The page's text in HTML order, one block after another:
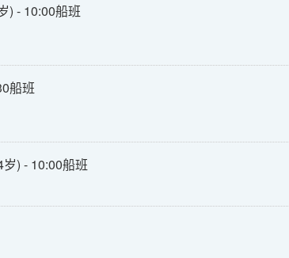
) - 10:00船班
船班
) - 10:00船班